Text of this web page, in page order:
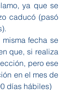
ya que se
caducó (pasó
que, si realiza
pero ese
en el mes de
días hábiles)